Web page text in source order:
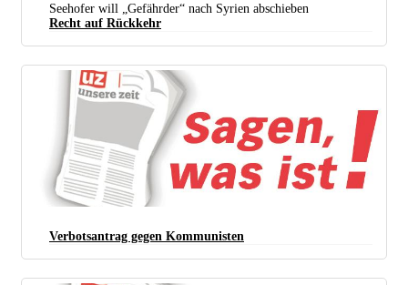
Seehofer will „Gefährder“ nach Syrien abschieben
Recht auf Rückkehr
Verbotsantrag gegen Kommunisten